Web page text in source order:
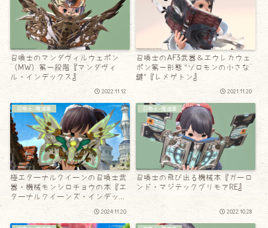
召喚士のマンダヴィルウェポン
（MW）第一段階『マンダヴィ
ル・インデックス』
2022.11.12
召喚士のAF3武器＆エウレカウェ
ポン第一形態 “ソロモンの小さな
鍵”『レメゲトン』
2021.11.20
召喚士-魔道書
極エターナルクイーンの召喚士武
器・機械モンシロチョウの本『エ
ターナルクイーンズ・インデック
2024.11.20
召喚士-魔道書
召喚士の飛び出る機械本『ガーロ
ンド・マジテックグリモアRE』
2022.10.28